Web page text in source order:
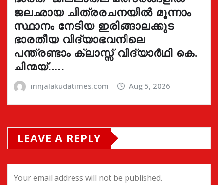
ജലഛായ ചിത്രരചനയിൽ മൂന്നാം
സ്ഥാനം നേടിയ ഇരിങ്ങാലക്കുട
ഭാരതീയ വിദ്യാഭവനിലെ
പന്ത്രണ്ടാം ക്ലാസ്സ് വിദ്യാർഥി കെ.
ചിന്മയ്…..
irinjalakudatimes.com Aug 5, 2026
LEAVE A REPLY
Your email address will not be published.